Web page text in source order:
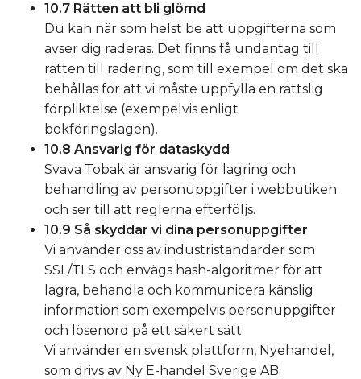
10.7 Rätten att bli glömd
Du kan när som helst be att uppgifterna som
avser dig raderas. Det finns få undantag till
rätten till radering, som till exempel om det ska
behållas för att vi måste uppfylla en rättslig
förpliktelse (exempelvis enligt
bokföringslagen).
10.8 Ansvarig för dataskydd
Svava Tobak är ansvarig för lagring och
behandling av personuppgifter i webbutiken
och ser till att reglerna efterföljs.
10.9 Så skyddar vi dina personuppgifter
Vi använder oss av industristandarder som
SSL/TLS och envägs hash-algoritmer för att
lagra, behandla och kommunicera känslig
information som exempelvis personuppgifter
och lösenord på ett säkert sätt.
Vi använder en svensk plattform, Nyehandel,
som drivs av Ny E-handel Sverige AB.